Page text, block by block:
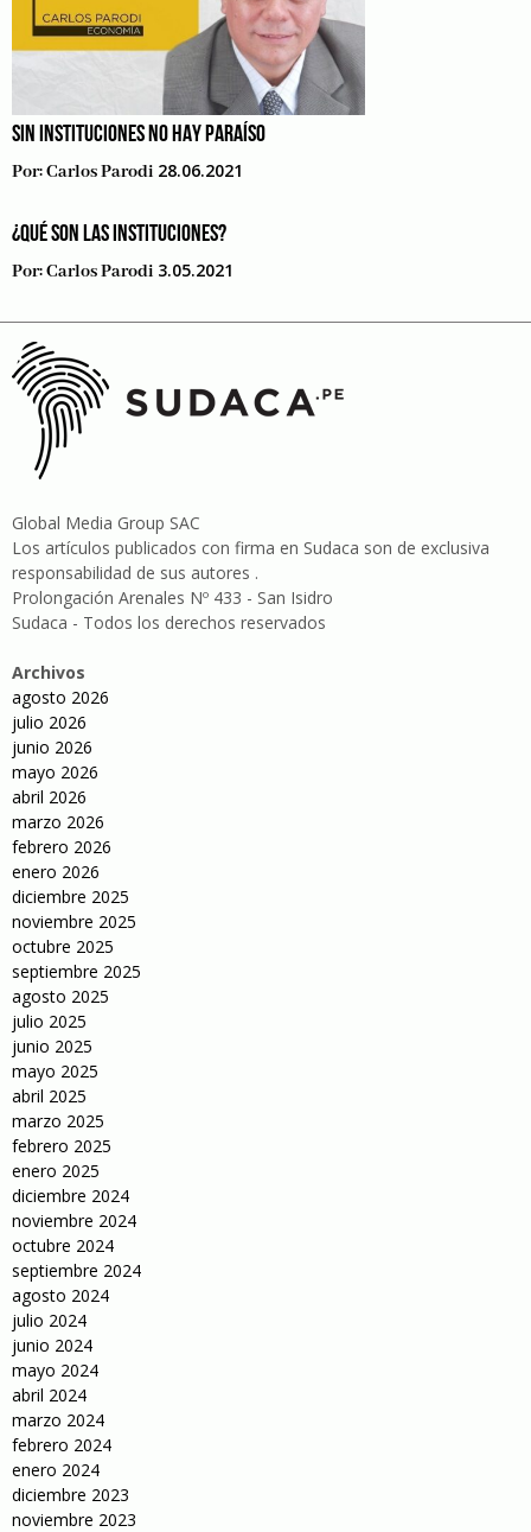
SIN INSTITUCIONES NO HAY PARAÍSO
Por:Carlos Parodi 28.06.2021
¿QUÉ SON LAS INSTITUCIONES?
Por:Carlos Parodi 3.05.2021
Global Media Group SAC
Los artículos publicados con firma en Sudaca son de exclusiva
responsabilidad de sus autores .
Prolongación Arenales Nº 433 - San Isidro
Sudaca - Todos los derechos reservados
Archivos
agosto 2026
julio 2026
junio 2026
mayo 2026
abril 2026
marzo 2026
febrero 2026
enero 2026
diciembre 2025
noviembre 2025
octubre 2025
septiembre 2025
agosto 2025
julio 2025
junio 2025
mayo 2025
abril 2025
marzo 2025
febrero 2025
enero 2025
diciembre 2024
noviembre 2024
octubre 2024
septiembre 2024
agosto 2024
julio 2024
junio 2024
mayo 2024
abril 2024
marzo 2024
febrero 2024
enero 2024
diciembre 2023
noviembre 2023